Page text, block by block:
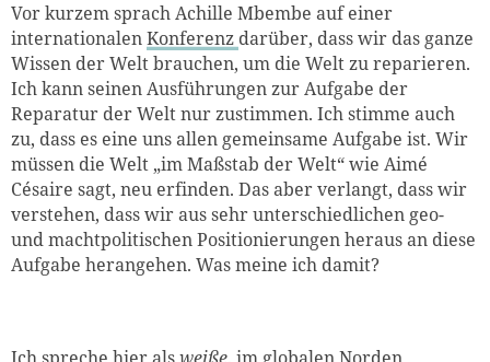
Vor kurzem sprach Achille Mbembe auf einer
internationalenKonferenz darüber, dass wir das ganze
Wissen der Welt brauchen, um die Welt zu reparieren.
Ich kann seinen Ausführungen zur Aufgabe der
Reparatur der Welt nur zustimmen. Ich stimme auch
zu, dass es eine uns allen gemeinsame Aufgabe ist. Wir
müssen die Welt „im Maßstab der Welt“ wie Aimé
Césaire sagt, neu erfinden. Das aber verlangt, dass wir
verstehen, dass wir aus sehr unterschiedlichen geo-
und machtpolitischen Positionierungen heraus an diese
Aufgabe herangehen. Was meine ich damit?